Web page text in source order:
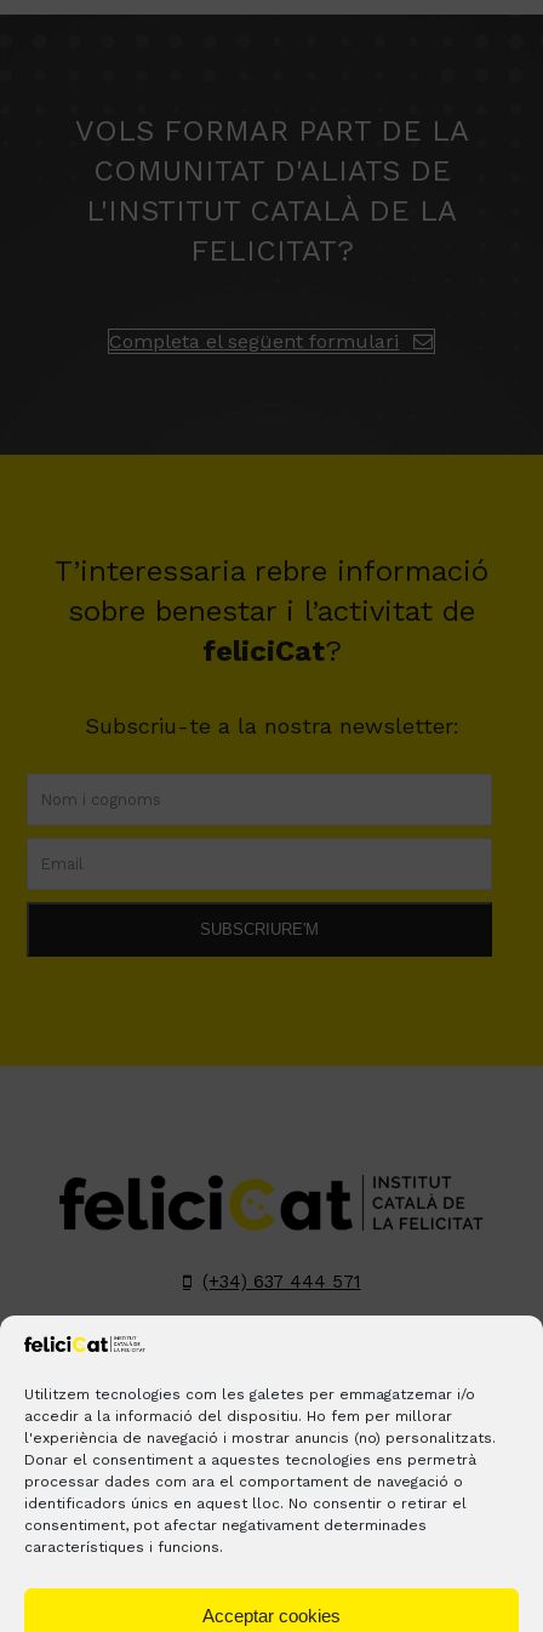
Utilitzem tecnologies com les galetes per emmagatzemar i/o
accedir a la informació del dispositiu. Ho fem per millorar
l'experiència de navegació i mostrar anuncis (no) personalitzats.
Donar el consentiment a aquestes tecnologies ens permetrà
processar dades com ara el comportament de navegació o
identificadors únics en aquest lloc. No consentir o retirar el
consentiment, pot afectar negativament determinades
característiques i funcions.
Acceptar cookies
VOLS FORMAR PART DE LA
COMUNITAT D'ALIATS DE
L'INSTITUT CATALÀ DE LA
FELICITAT?
Completa el següent formulari
T’interessaria rebre informació
sobre benestar i l’activitat de
feliciCat?
Subscriu-te a la nostra newsletter:
(+34) 637 444 571
hola@felicicat.cat
LinkedInYouTube Pinterest
BLOGS CONTACTE ON ESTEM?